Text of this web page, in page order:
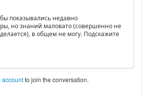
показывались недавно
но знаний маловато (совершенно не
в общем не могу. Подскажите
accountto join the conversation.